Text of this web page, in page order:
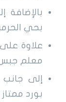
بحي
علاوة
معلم جبس
إلى
بورد